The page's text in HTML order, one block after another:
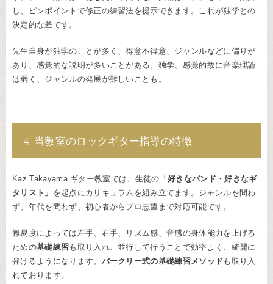
し、ピンポイントで修正の練習法を提示できます。これが独学との
決定的な差です。
先生自身が独学のことが多く、得意不得意、ジャンルなどに偏りが
あり、感覚的な説明が多いことがある。独学、感覚的故に音楽理論
は弱く、ジャンルの発展が難しいことも。
4. 当教室のロックギター指導の特徴
Kaz Takayama ギター教室では、生徒の 「好きなバンド・好きなギ
タリスト」 を起点にカリキュラムを組み立てます。ジャンルを問わ
ず、年代を問わず、初心者からプロ志望まで対応可能です。
難易度によっては左手、右手、リズム感、音感の身体能力を上げる
ための基礎練習も取り入れ、並行して行うことで効率よく、綺麗に
弾けるようになります。 バークリー式の基礎練習メソッド も取り入
れております。